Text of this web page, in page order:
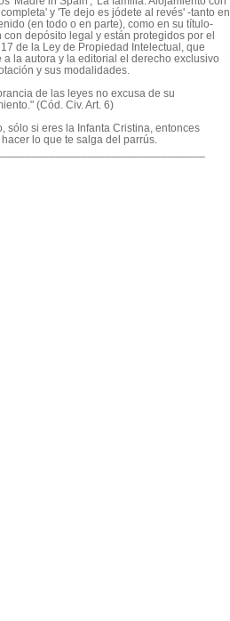
y 'Te dejo es jódete al revés' -tanto en
(en todo o en parte), como en su título-
con depósito legal y están protegidos por el
de la Ley de Propiedad Intelectual, que
a la autora y la editorial el derecho exclusivo
y sus modalidades.
de las leyes no excusa de su
(Cód. Civ. Art. 6)
sólo si eres la Infanta Cristina, entonces
lo que te salga del parrús.